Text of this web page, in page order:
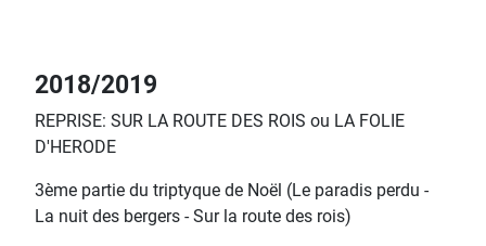
2018/2019
REPRISE: SUR LA ROUTE DES ROIS ou LA FOLIE
D'HERODE
3ème partie du triptyque de Noël (Le paradis perdu -
La nuit des bergers - Sur la route des rois)